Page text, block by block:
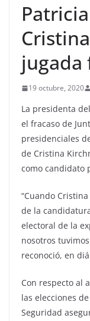
jugada
19 octubre, 2020
La presidenta
el fracaso de
presidenciales
de Cristina
como candidato
“Cuando
de la
electoral de la
nosotros
reconoció, en
Con respecto al
las elecciones
Seguridad